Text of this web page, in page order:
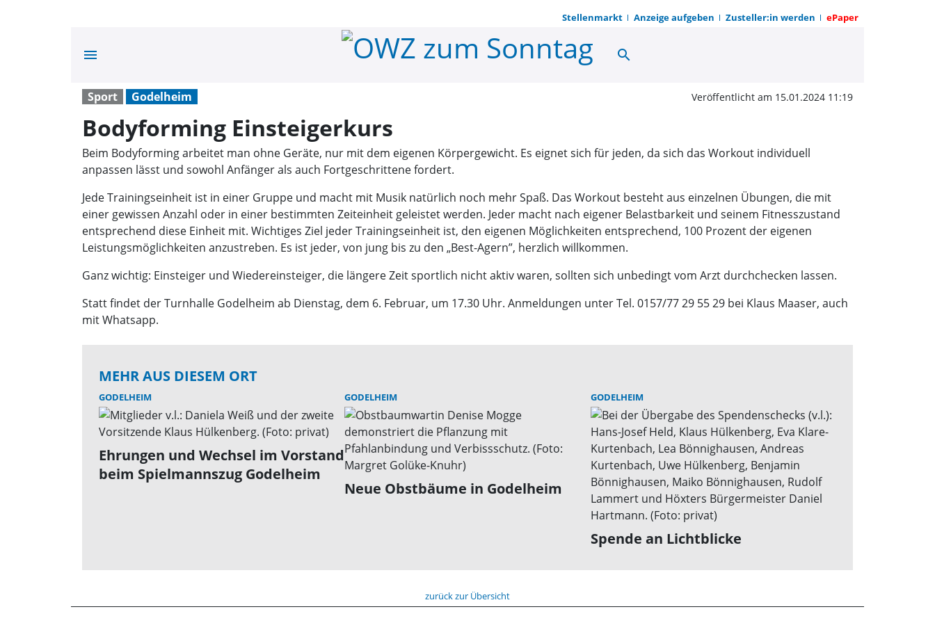
Stellenmarkt Anzeige aufgeben Zusteller:in werden ePaper
menu Bodyforming Einsteigerkurs | OWZ
search
Sport Godelheim Veröffentlicht am 15.01.2024 11:19
Bodyforming Einsteigerkurs
Beim Bodyforming arbeitet man ohne Geräte, nur mit dem eigenen Körpergewicht. Es eignet sich für jeden, da sich das Workout individuell
anpassen lässt und sowohl Anfänger als auch Fortgeschrittene fordert.
Jede Trainingseinheit ist in einer Gruppe und macht mit Musik natürlich noch mehr Spaß. Das Workout besteht aus einzelnen Übungen, die mit
einer gewissen Anzahl oder in einer bestimmten Zeiteinheit geleistet werden. Jeder macht nach eigener Belastbarkeit und seinem Fitnesszustand
entsprechend diese Einheit mit. Wichtiges Ziel jeder Trainingseinheit ist, den eigenen Möglichkeiten entsprechend, 100 Prozent der eigenen
Leistungsmöglichkeiten anzustreben. Es ist jeder, von jung bis zu den „Best-Agern”, herzlich willkommen.
Ganz wichtig: Einsteiger und Wiedereinsteiger, die längere Zeit sportlich nicht aktiv waren, sollten sich unbedingt vom Arzt durchchecken lassen.
Statt findet der Turnhalle Godelheim ab Dienstag, dem 6. Februar, um 17.30 Uhr. Anmeldungen unter Tel. 0157/77 29 55 29 bei Klaus Maaser, auch
mit Whatsapp.
MEHR AUS DIESEM ORT
GODELHEIM
Ehrungen und Wechsel im Vorstand
beim Spielmannszug Godelheim
GODELHEIM
Neue Obstbäume in Godelheim
GODELHEIM
Spende an Lichtblicke
zurück zur Übersicht